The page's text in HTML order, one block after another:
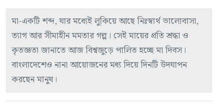
মা-একটি শব্দ, যার মধ্যেই লুকিয়ে আছে নিঃস্বার্থ ভালোবাসা,
ত্যাগ আর সীমাহীন মমতার গল্প। সেই মায়ের প্রতি শ্রদ্ধা ও
কৃতজ্ঞতা জানাতে আজ বিশ্বজুড়ে পালিত হচ্ছে মা দিবস।
বাংলাদেশেও নানা আয়োজনের মধ্য দিয়ে দিনটি উদযাপন
করছেন মানুষ।